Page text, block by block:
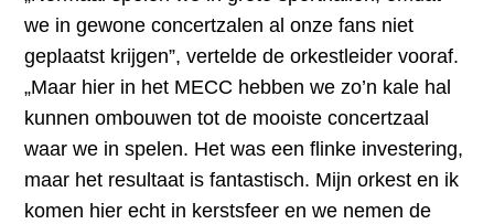
we in gewone concertzalen al onze fans niet
geplaatst krijgen”, vertelde de orkestleider vooraf.
„Maar hier in het MECC hebben we zo’n kale hal
kunnen ombouwen tot de mooiste concertzaal
waar we in spelen. Het was een flinke investering,
maar het resultaat is fantastisch. Mijn orkest en ik
komen hier echt in kerstsfeer en we nemen de